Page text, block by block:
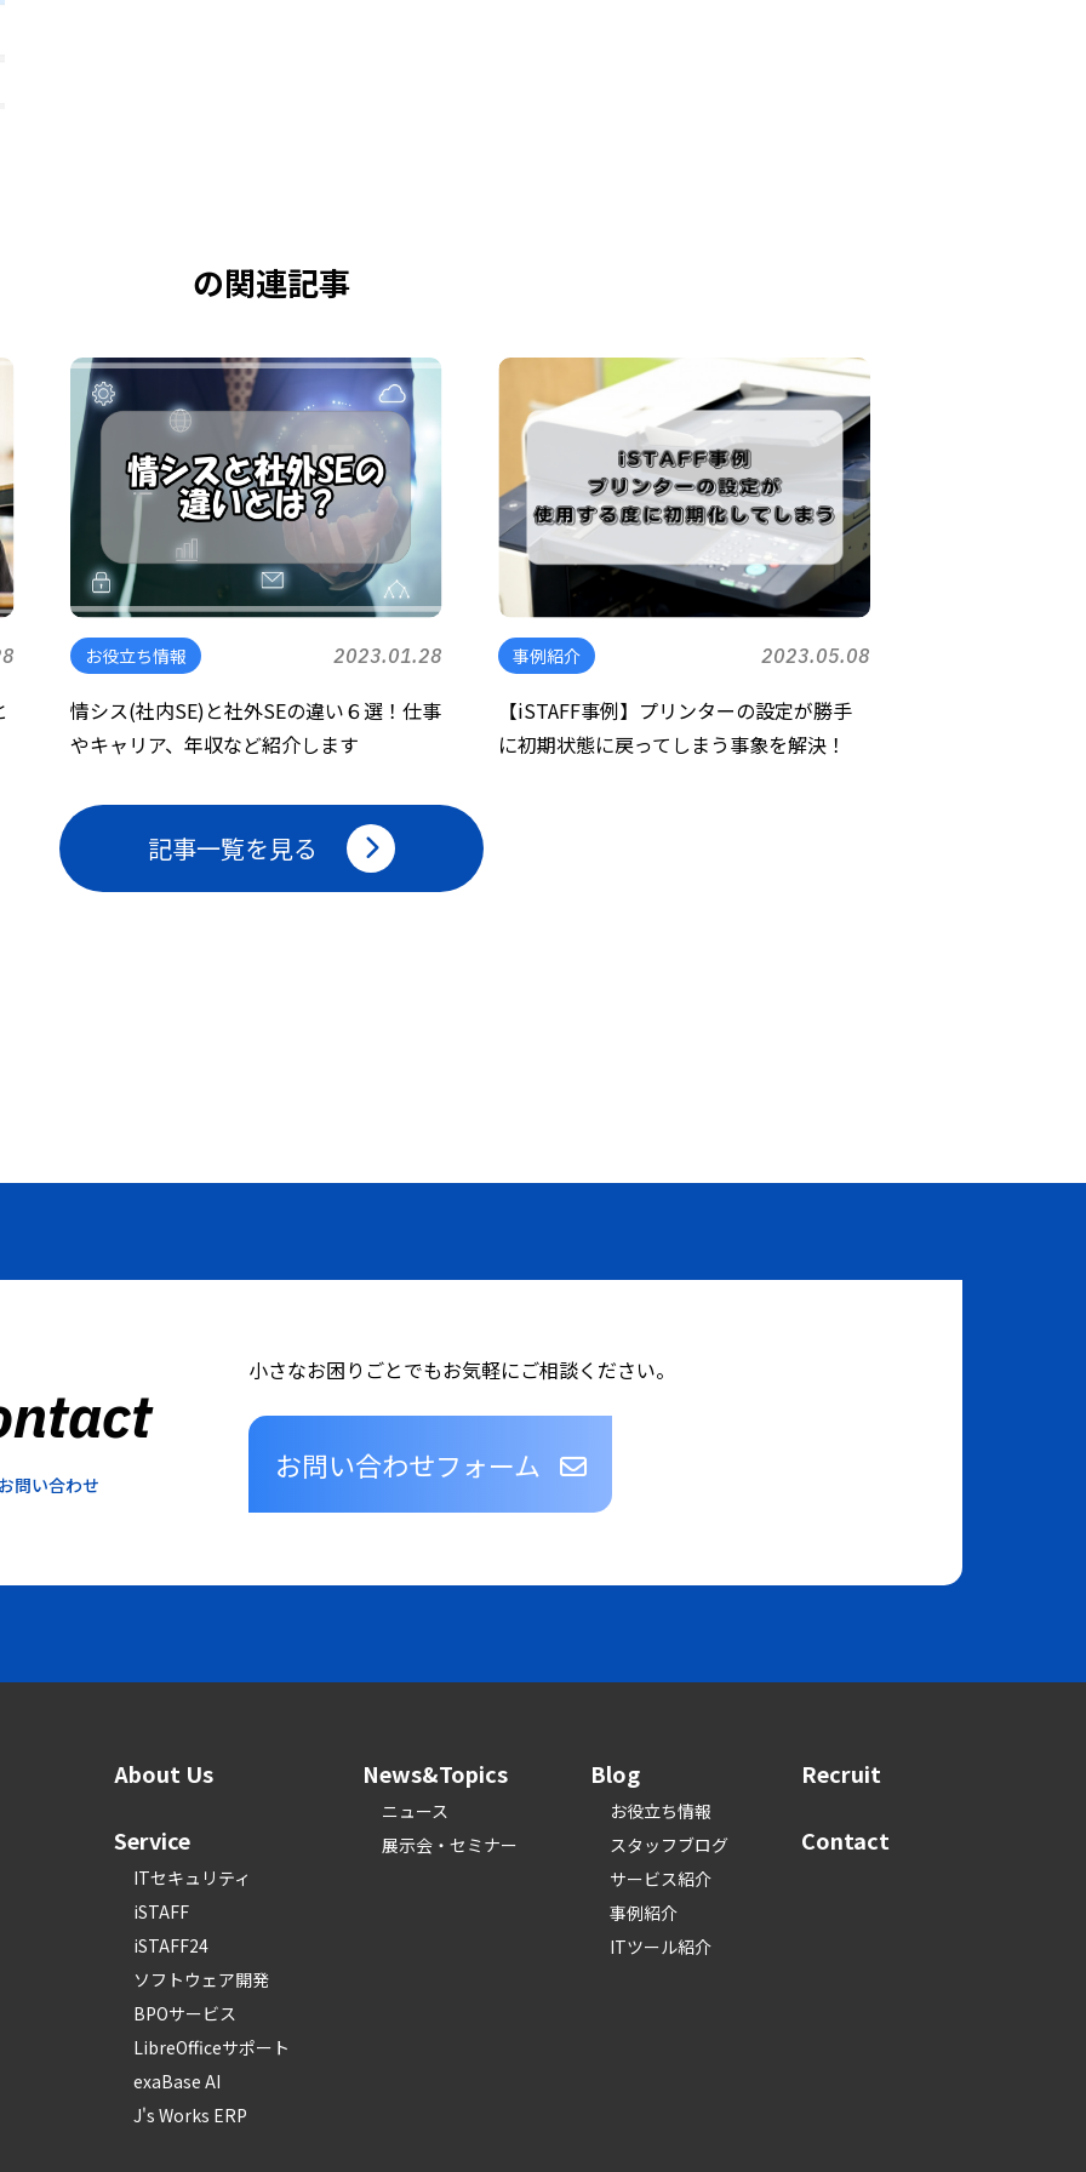
の関連記事
お役立ち情報 2023.01.28
情シス(社内SE)と社外SEの違い６選！仕事
やキャリア、年収など紹介します
事例紹介 2023.05.08
【iSTAFF事例】プリンターの設定が勝手
に初期状態に戻ってしまう事象を解決！
記事一覧を見る
問い合わせ
小さなお困りごとでもお気軽にご相談ください。
お問い合わせフォーム
About Us
Service
ITセキュリティ
iSTAFF
iSTAFF24
ソフトウェア開発
BPOサービス
LibreOfficeサポート
exaBase AI
J's Works ERP
News&Topics
ニュース
展示会・セミナー
Blog
お役立ち情報
スタッフブログ
サービス紹介
事例紹介
ITツール紹介
Recruit
Contact